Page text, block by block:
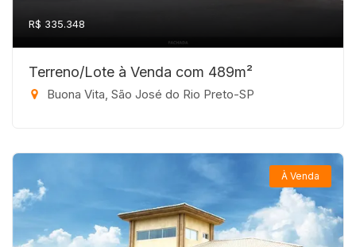
R$ 335.348
Terreno/Lote à Venda com 489m²
Buona Vita, São José do Rio Preto-SP
À Venda